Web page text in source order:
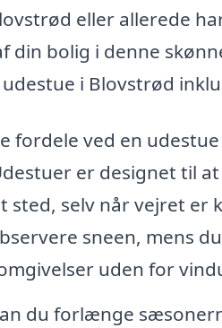
eller allerede
din bolig i denne
i Blovstrød
fordele ved en udestue
er designet til
sted, selv når vejret er
sneen, mens
uden for
du forlænge